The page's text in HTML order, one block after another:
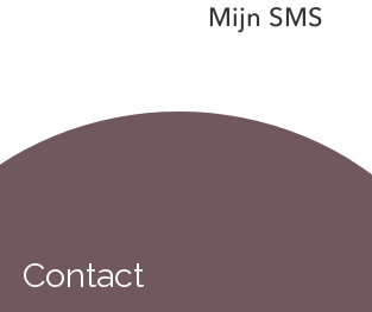
Mijn SMS
Contact